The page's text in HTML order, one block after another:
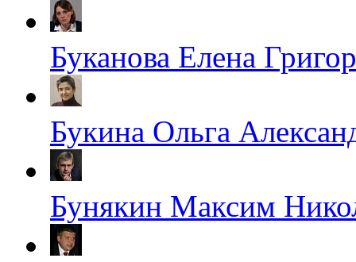
Буканова Елена
Букина Ольга
Бунякин Максим